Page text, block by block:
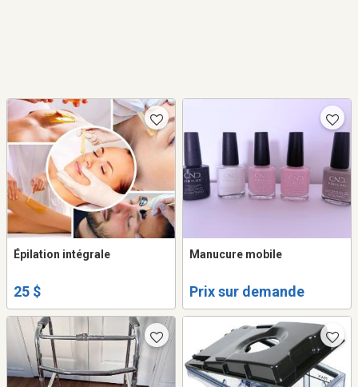
Épilation intégrale
25 $
Manucure mobile
Prix sur demande